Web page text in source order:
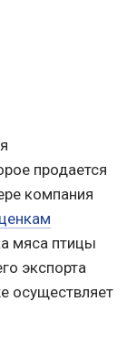
продается
компания
мяса птицы
экспорта
осуществляет